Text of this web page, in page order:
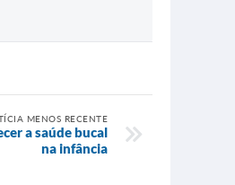
MENOS RECENTE
a saúde bucal
na infância